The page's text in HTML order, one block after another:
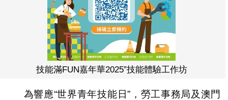
技能滿FUN嘉年華2025”技能體驗工作坊
為響應“世界青年技能日”，勞工事務局及澳門